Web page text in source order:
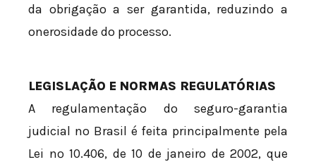
da obrigação a ser garantida, reduzindo a
onerosidade do processo.
LEGISLAÇÃO E NORMAS REGULATÓRIAS
A regulamentação do seguro-garantia
judicial no Brasil é feita principalmente pela
Lei nº 10.406, de 10 de janeiro de 2002, que